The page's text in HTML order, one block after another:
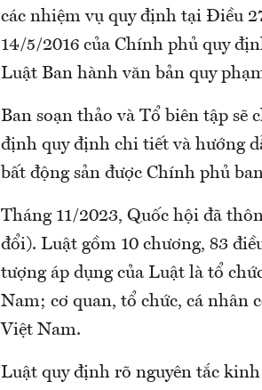
các nhiệm vụ quy định tại Điều
14/5/2016 của Chính phủ quy
Luật Ban hành văn bản quy
Ban soạn thảo và Tổ biên tập
định quy định chi tiết và hướng
bất động sản được Chính phủ
Tháng 11/2023, Quốc hội đã
đổi). Luật gồm 10 chương, 83
tượng áp dụng của Luật là tổ
Nam; cơ quan, tổ chức, cá nhân
Việt Nam.
Luật quy định rõ nguyên tắc